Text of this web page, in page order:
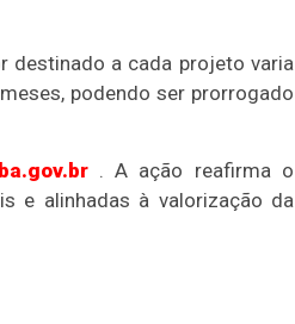
destinado a cada projeto varia
podendo ser prorrogado
. A ação reafirma o
e alinhadas à valorização da
Duplasena
14 16 21 30 31